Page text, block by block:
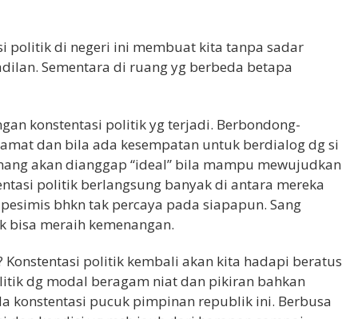
politik di negeri ini membuat kita tanpa sadar
Sementara di ruang yg berbeda betapa
konstentasi politik yg terjadi. Berbondong-
dan bila ada kesempatan untuk berdialog dg si
akan dianggap “ideal” bila mampu mewujudkan
politik berlangsung banyak di antara mereka
bhkn tak percaya pada siapapun. Sang
meraih kemenangan.
politik kembali akan kita hadapi beratus
dg modal beragam niat dan pikiran bahkan
konstentasi pucuk pimpinan republik ini. Berbusa